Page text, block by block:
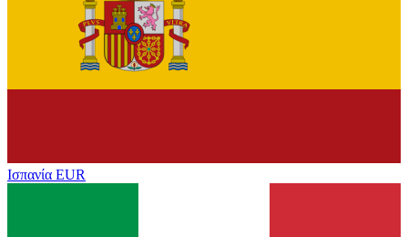
Ισπανία EUR